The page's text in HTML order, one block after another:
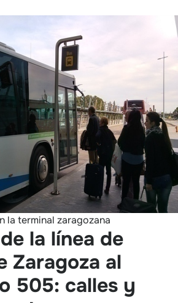
la terminal zaragozana
la línea de
Zaragoza al
505: calles y